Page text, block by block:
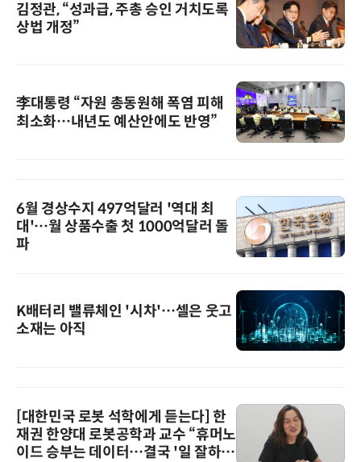
김정관, “성과급, 주총 승인 거치도록
상법 개정”
李대통령 “자원 총동원해 폭염 피해
최소화…내년도 예산안에도 반영”
6월 경상수지 497억달러 '역대 최
대'…월 상품수출 첫 1000억달러 돌
파
K배터리 밸류체인 '시차'…셀은 웃고
소재는 아직
[대한민국 로봇 석학에게 듣는다] 한
재권 한양대 로봇공학과 교수 “휴머노
이드 승부는 데이터…결국 '일 잘하는